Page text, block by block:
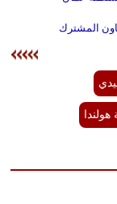
المشترك